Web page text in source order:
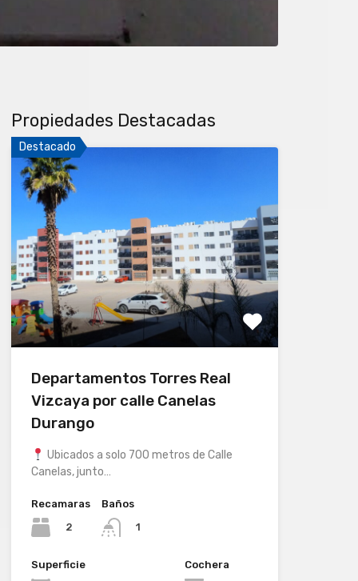
Propiedades Destacadas
Destacado
Departamentos Torres Real
Vizcaya por calle Canelas
Durango
Ubicados a solo 700 metros de Calle
Canelas, junto…
Recamaras
2
Baños
1
Superficie
Cochera